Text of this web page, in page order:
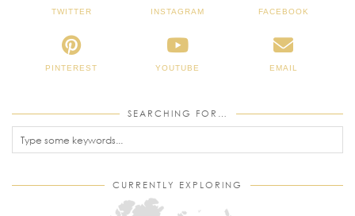
TWITTER INSTAGRAM FACEBOOK
PINTEREST YOUTUBE EMAIL
SEARCHING FOR…
CURRENTLY EXPLORING